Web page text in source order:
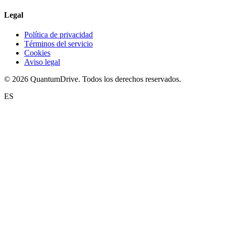
Legal
Política de privacidad
Términos del servicio
Cookies
Aviso legal
© 2026 QuantumDrive. Todos los derechos reservados.
ES